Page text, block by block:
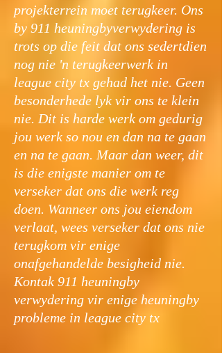
projekterrein moet terugkeer. Ons
by 911 heuningbyverwydering is
trots op die feit dat ons sedertdien
nog nie 'n terugkeerwerk in
league city tx gehad het nie. Geen
besonderhede lyk vir ons te klein
nie. Dit is harde werk om gedurig
jou werk so nou en dan na te gaan
en na te gaan. Maar dan weer, dit
is die enigste manier om te
verseker dat ons die werk reg
doen. Wanneer ons jou eiendom
verlaat, wees verseker dat ons nie
terugkom vir enige
onafgehandelde besigheid nie.
Kontak 911 heuningby
verwydering vir enige heuningby
probleme in league city tx